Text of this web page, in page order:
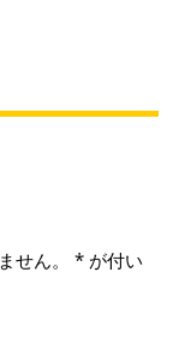
せん。 * が付い